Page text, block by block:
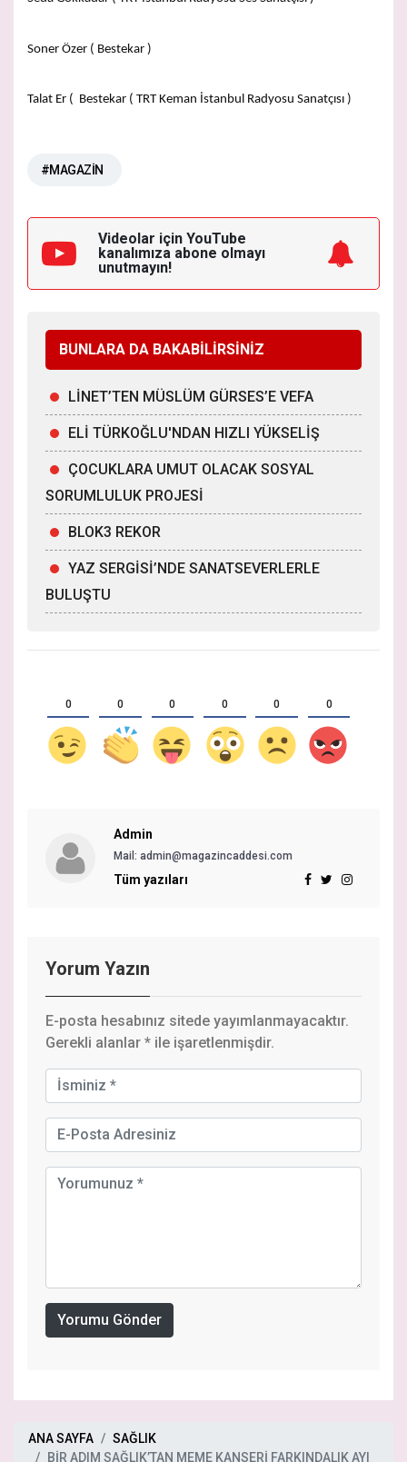
Soner Özer ( Bestekar )
Talat Er ( Bestekar ( TRT Keman İstanbul Radyosu Sanatçısı )
#MAGAZİN
Videolar için YouTube
kanalımıza abone olmayı
unutmayın!
BUNLARA DA BAKABİLİRSİNİZ
LİNET’TEN MÜSLÜM GÜRSES’E VEFA
ELİ TÜRKOĞLU'NDAN HIZLI YÜKSELİŞ
ÇOCUKLARA UMUT OLACAK SOSYAL
SORUMLULUK PROJESİ
BLOK3 REKOR
YAZ SERGİSİ’NDE SANATSEVERLERLE
BULUŞTU
0 0 0 0 0 0
Admin
Mail: admin@magazincaddesi.com
Tüm yazıları
Yorum Yazın
E-posta hesabınız sitede yayımlanmayacaktır.
Gerekli alanlar * ile işaretlenmişdir.
Yorumu Gönder
ANA SAYFA
SAĞLIK
BİR ADIM SAĞLIK’TAN MEME KANSERİ FARKINDALIK AYI